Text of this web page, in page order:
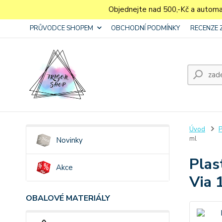
Objednejte nad 500,-Kč a
PRŮVODCE SHOPEM OBCHODNÍ PODMÍNKY RECENZE
Novinky
Akce
OBALOVÉ MATERIÁLY
Úvod
ml
Via